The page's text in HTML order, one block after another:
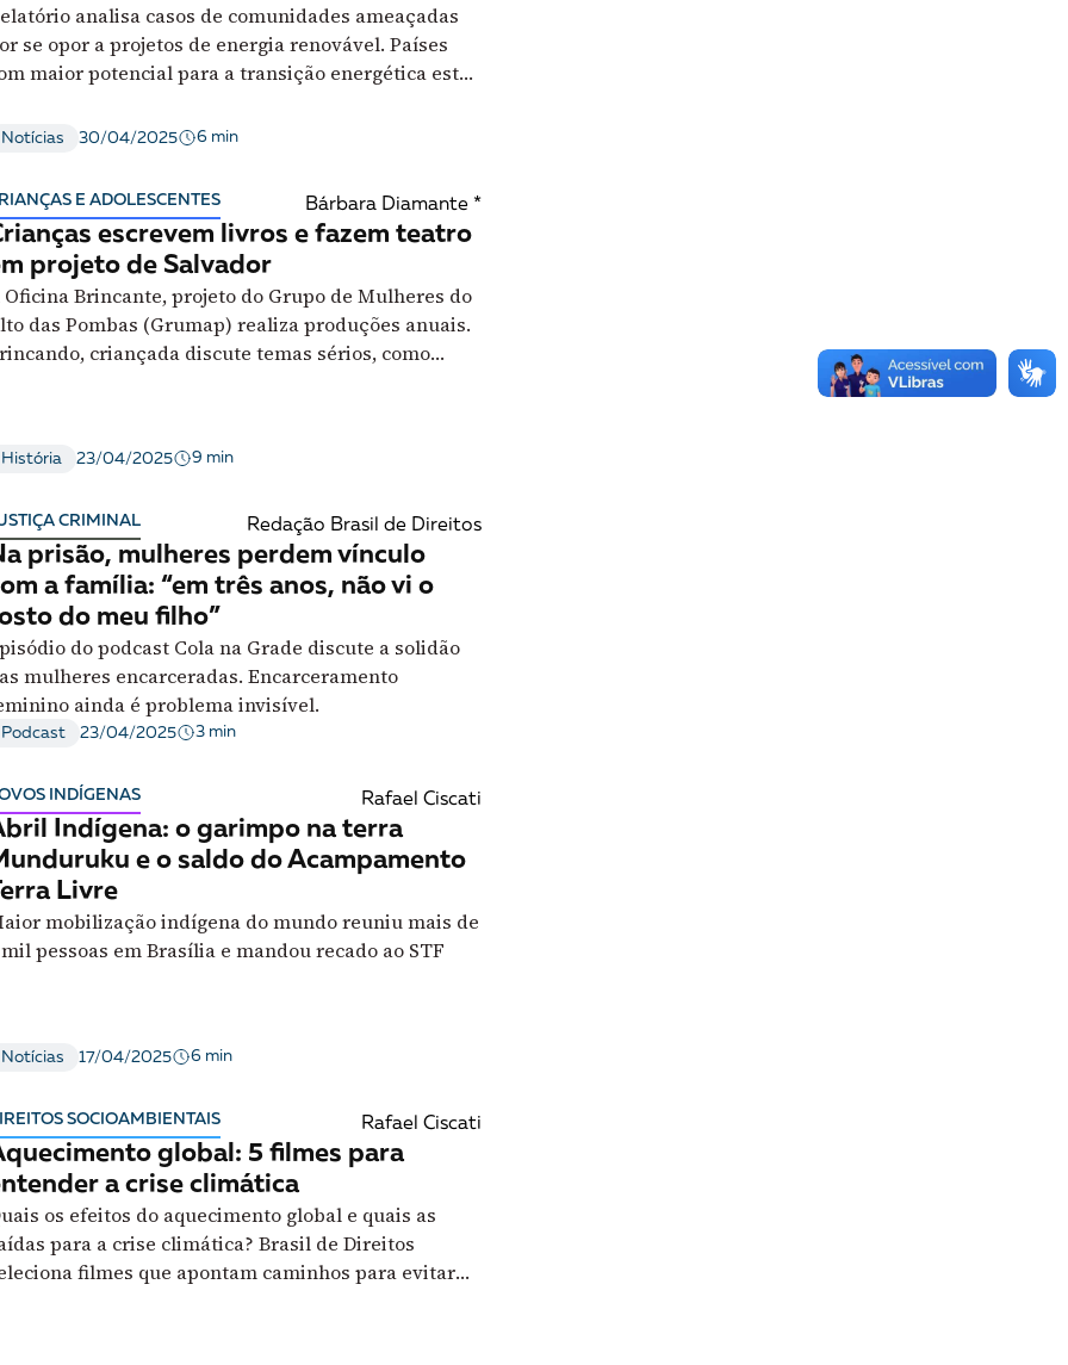
analisa casos de comunidades ameaçadas
se opor a projetos de energia renovável. Países
maior potencial para a transição energética estão
aqueles que mais limitam espaço cívico
Notícias 30/04/2025 6 min
E ADOLESCENTES Bárbara Diamante *
escrevem livros e fazem teatro
projeto de Salvador
Oficina Brincante, projeto do Grupo de Mulheres do
das Pombas (Grumap) realiza produções anuais.
criançada discute temas sérios, como
ao racismo e o fortalecimento da negritude
História 23/04/2025 9 min
CRIMINAL Redação Brasil de Direitos
prisão, mulheres perdem vínculo
a família: “em três anos, não vi o
do meu filho”
do podcast Cola na Grade discute a solidão
mulheres encarceradas. Encarceramento
ainda é problema invisível.
Podcast 23/04/2025 3 min
INDÍGENAS Rafael Ciscati
Indígena: o garimpo na terra
e o saldo do Acampamento
Livre
mobilização indígena do mundo reuniu mais de
pessoas em Brasília e mandou recado ao STF
Notícias 17/04/2025 6 min
SOCIOAMBIENTAIS Rafael Ciscati
global: 5 filmes para
a crise climática
os efeitos do aquecimento global e quais as
para a crise climática? Brasil de Direitos
filmes que apontam caminhos para evitar
desastre ambiental